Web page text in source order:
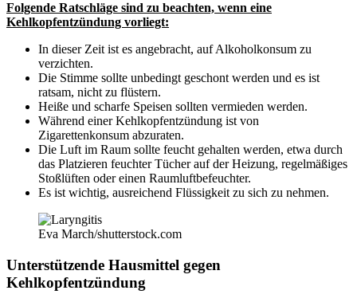
Folgende Ratschläge sind zu beachten, wenn eine
Kehlkopfentzündung vorliegt:
In dieser Zeit ist es angebracht, auf Alkoholkonsum zu
verzichten.
Die Stimme sollte unbedingt geschont werden und es ist
ratsam, nicht zu flüstern.
Heiße und scharfe Speisen sollten vermieden werden.
Während einer Kehlkopfentzündung ist von
Zigarettenkonsum abzuraten.
Die Luft im Raum sollte feucht gehalten werden, etwa durch
das Platzieren feuchter Tücher auf der Heizung, regelmäßiges
Stoßlüften oder einen Raumluftbefeuchter.
Es ist wichtig, ausreichend Flüssigkeit zu sich zu nehmen.
Eva March/shutterstock.com
Unterstützende Hausmittel gegen
Kehlkopfentzündung